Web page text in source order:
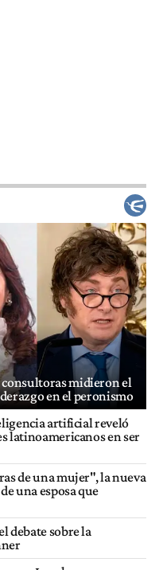
consultoras midieron el
en el peronismo
artificial reveló
latinoamericanos en ser
de una mujer", la nueva
una esposa que
debate sobre la